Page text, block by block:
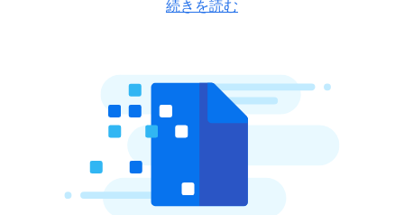
続きを読む